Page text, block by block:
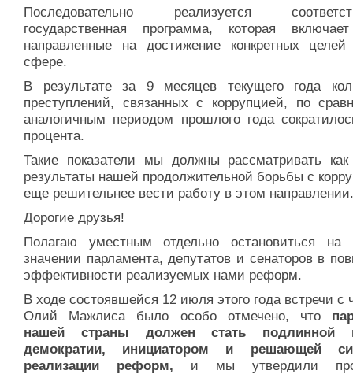
Последовательно реализуется
государственная программа, которая
направленные на достижение конкретных
сфере.
В результате за 9 месяцев текущего года
преступлений, связанных с коррупцией, по
аналогичным периодом прошлого года
процента.
Такие показатели мы должны рассматривать
результаты нашей продолжительной борьбы с
еще решительнее вести работу в этом направлении.
Дорогие друзья!
Полагаю уместным отдельно остановиться
значении парламента, депутатов и сенаторов в
эффективности реализуемых нами реформ.
В ходе состоявшейся 12 июля этого года встречи с
Олий Мажлиса было особо отмечено, что
нашей страны должен стать подлинной
демократии, инициатором и решающей
реализации реформ, и мы утвердили